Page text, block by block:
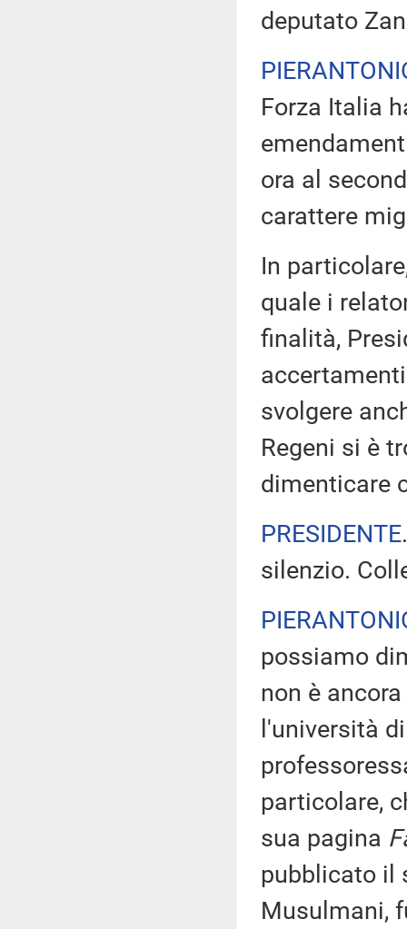
deputato
Forza Italia
ora al
carattere
In
quale i
finalità,
svolgere
Regeni si è
dimenticare
PRESIDENTE
silenzio.
possiamo
non è
l'università
particolare,
sua pagina
pubblicato il
Musulmani,